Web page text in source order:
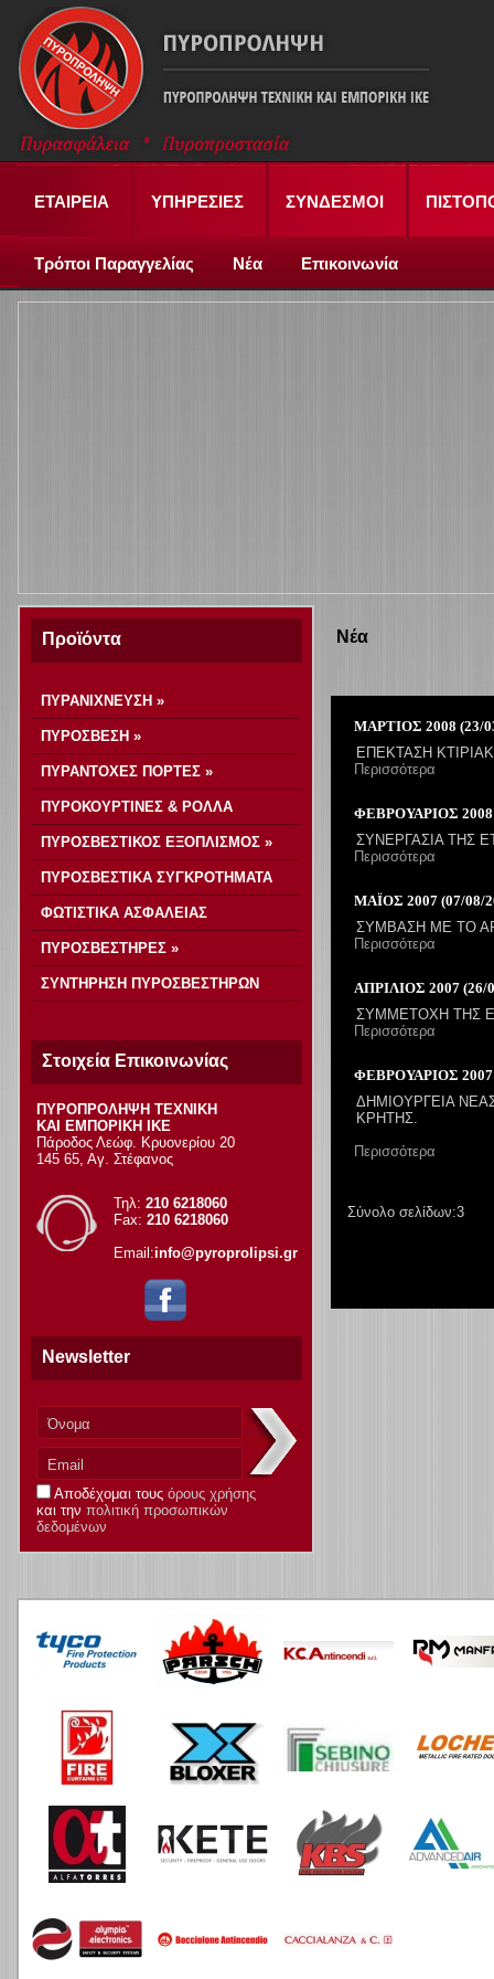
ΕΤΑΙΡΕΙΑ ΥΠΗΡΕΣΙΕΣ ΣΥΝΔΕΣΜΟΙ
Τρόποι Παραγγελίας Νέα Επικοινωνία
Προϊόντα
ΠΥΡΑΝΙΧΝΕΥΣΗ »
ΠΥΡΟΣΒΕΣΗ »
ΠΥΡΑΝΤΟΧΕΣ ΠΟΡΤΕΣ »
ΠΥΡΟΚΟΥΡΤΙΝΕΣ & ΡΟΛΛΑ
ΠΥΡΟΣΒΕΣΤΙΚΟΣ ΕΞΟΠΛΙΣΜΟΣ »
ΠΥΡΟΣΒΕΣΤΙΚΑ ΣΥΓΚΡΟΤΗΜΑΤΑ
ΦΩΤΙΣΤΙΚΑ ΑΣΦΑΛΕΙΑΣ
ΠΥΡΟΣΒΕΣΤΗΡΕΣ »
ΣΥΝΤΗΡΗΣΗ ΠΥΡΟΣΒΕΣΤΗΡΩΝ
Στοιχεία Επικοινωνίας
ΠΥΡΟΠΡΟΛΗΨΗ ΤΕΧΝΙΚΗ
ΚΑΙ ΕΜΠΟΡΙΚΗ ΙΚΕ
Πάροδος Λεώφ. Κρυονερίου 20
145 65, Αγ. Στέφανος
Τηλ: 210 6218060
Fax: 210 6218060
Email:info@pyroprolipsi.gr
Newsletter
Αποδέχομαι τους όρους χρήσης
και την πολιτική προσωπικών
δεδομένων
Νέα
ΜΑΡΤΙΟΣ 2008 (23/
ΕΠΕΚΤΑΣΗ
Περισσότερα
ΦΕΒΡΟΥΑΡΙΟΣ 2008
ΣΥΝΕΡΓΑΣΙΑ ΤΗΣ
Περισσότερα
ΜΑΪΟΣ 2007 (07/08/
ΣΥΜΒΑΣΗ ΜΕ ΤΟ
Περισσότερα
ΑΠΡΙΛΙΟΣ 2007 (26/
ΣΥΜΜΕΤΟΧΗ ΤΗΣ
Περισσότερα
ΦΕΒΡΟΥΑΡΙΟΣ 2007
ΔΗΜΙΟΥΡΓΕΙΑ
ΚΡΗΤΗΣ.
Περισσότερα
Σύνολο σελίδων:3